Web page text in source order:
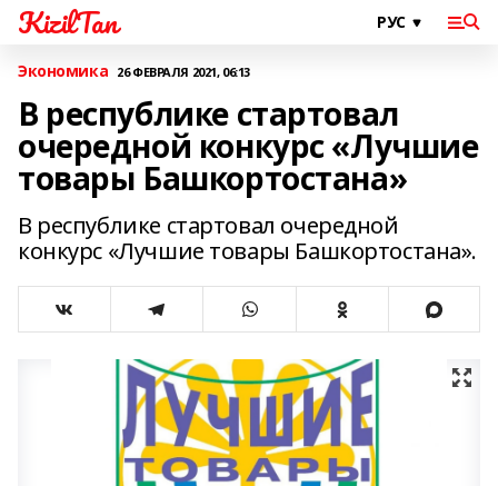
KizilTan
Экономика 26 ФЕВРАЛЯ 2021, 06:13
В республике стартовал
очередной конкурс «Лучшие
товары Башкортостана»
В республике стартовал очередной
конкурс «Лучшие товары Башкортостана».